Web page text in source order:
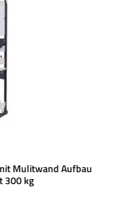
Mulitwand Aufbau
300 kg